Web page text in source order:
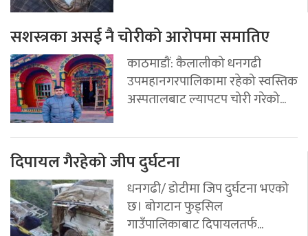
सशस्त्रका असई नै चोरीको आरोपमा समातिए
काठमाडौं: कैलालीको धनगढी
उपमहानगरपालिकामा रहेको स्वस्तिक
अस्पतालबाट ल्यापटप चोरी गरेको...
दिपायल गैरहेको जीप दुर्घटना
धनगढी/ डोटीमा जिप दुर्घटना भएको
छ। बोगटान फुड्सिल
गाउँपालिकाबाट दिपायलतर्फ...